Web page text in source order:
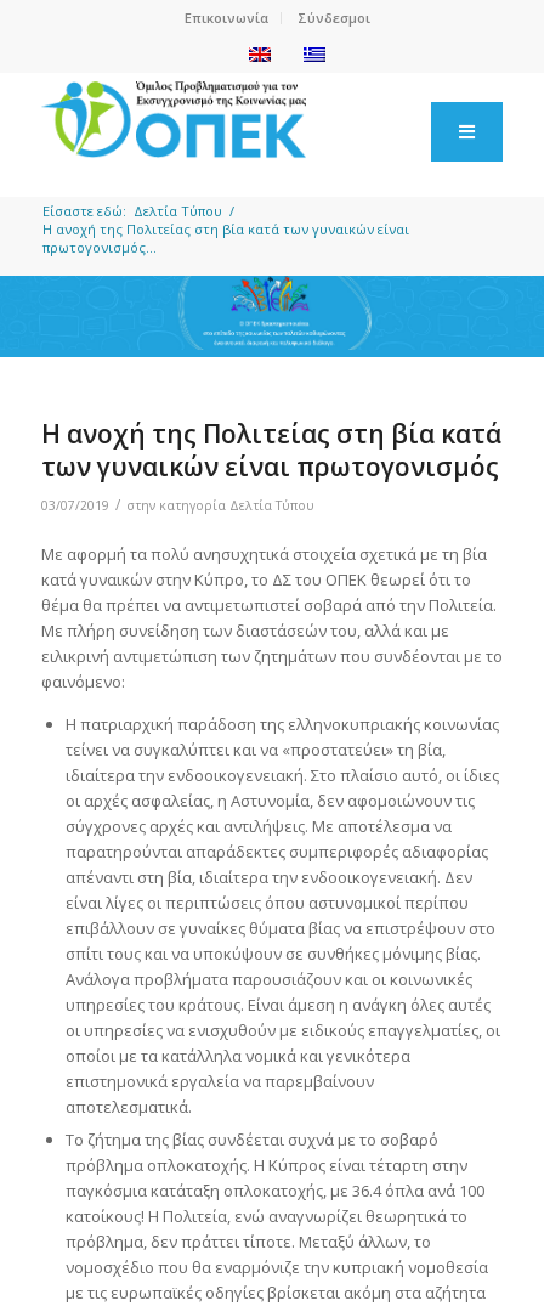
Επικοινωνία Σύνδεσμοι
Είσαστε εδώ: Δελτία Τύπου /
Η ανοχή της Πολιτείας στη βία κατά των γυναικών είναι
πρωτογονισμός...
Η ανοχή της Πολιτείας στη βία κατά
των γυναικών είναι πρωτογονισμός
03/07/2019 / στην κατηγορία Δελτία Τύπου
Με αφορμή τα πολύ ανησυχητικά στοιχεία σχετικά με τη βία
κατά γυναικών στην Κύπρο, το ΔΣ του ΟΠΕΚ θεωρεί ότι το
θέμα θα πρέπει να αντιμετωπιστεί σοβαρά από την Πολιτεία.
Με πλήρη συνείδηση των διαστάσεών του, αλλά και με
ειλικρινή αντιμετώπιση των ζητημάτων που συνδέονται με το
φαινόμενο:
Η πατριαρχική παράδοση της ελληνοκυπριακής κοινωνίας
τείνει να συγκαλύπτει και να «προστατεύει» τη βία,
ιδιαίτερα την ενδοοικογενειακή. Στο πλαίσιο αυτό, οι ίδιες
οι αρχές ασφαλείας, η Αστυνομία, δεν αφομοιώνουν τις
σύγχρονες αρχές και αντιλήψεις. Με αποτέλεσμα να
παρατηρούνται απαράδεκτες συμπεριφορές αδιαφορίας
απέναντι στη βία, ιδιαίτερα την ενδοοικογενειακή. Δεν
είναι λίγες οι περιπτώσεις όπου αστυνομικοί περίπου
επιβάλλουν σε γυναίκες θύματα βίας να επιστρέψουν στο
σπίτι τους και να υποκύψουν σε συνθήκες μόνιμης βίας.
Ανάλογα προβλήματα παρουσιάζουν και οι κοινωνικές
υπηρεσίες του κράτους. Είναι άμεση η ανάγκη όλες αυτές
οι υπηρεσίες να ενισχυθούν με ειδικούς επαγγελματίες, οι
οποίοι με τα κατάλληλα νομικά και γενικότερα
επιστημονικά εργαλεία να παρεμβαίνουν
αποτελεσματικά.
Το ζήτημα της βίας συνδέεται συχνά με το σοβαρό
πρόβλημα οπλοκατοχής. Η Κύπρος είναι τέταρτη στην
παγκόσμια κατάταξη οπλοκατοχής, με 36.4 όπλα ανά 100
κατοίκους! Η Πολιτεία, ενώ αναγνωρίζει θεωρητικά το
πρόβλημα, δεν πράττει τίποτε. Μεταξύ άλλων, το
νομοσχέδιο που θα εναρμόνιζε την κυπριακή νομοθεσία
με τις ευρωπαϊκές οδηγίες βρίσκεται ακόμη στα αζήτητα